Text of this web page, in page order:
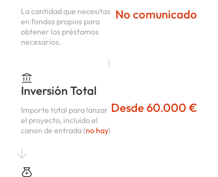
La cantidad que necesitas
en fondos propios para
obtener los préstamos
necesarios.
No comunicado
Inversión Total
Importe total para lanzar
el proyecto, incluido el
canon de entrada (no hay)
Desde 60.000 €